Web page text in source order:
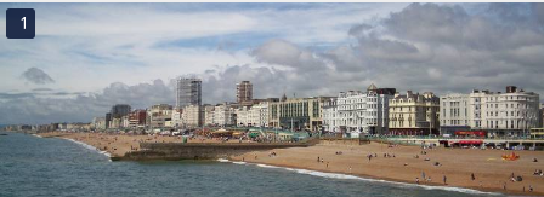
1